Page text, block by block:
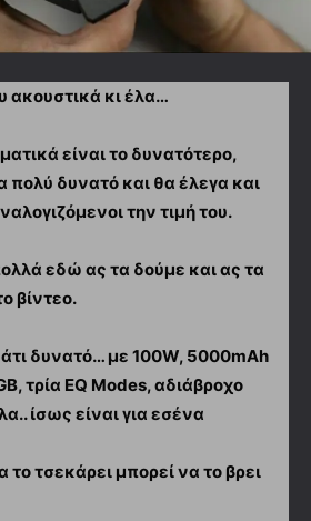
ακουστικά κι έλα…
είναι το δυνατότερο,
πολύ δυνατό και θα έλεγα και
την τιμή του.
εδώ ας τα δούμε και ας τα
βίντεο.
δυνατό… με 100W, 5000mAh
τρία EQ Modes, αδιάβροχο
ίσως είναι για εσένα
το τσεκάρει μπορεί να το βρει